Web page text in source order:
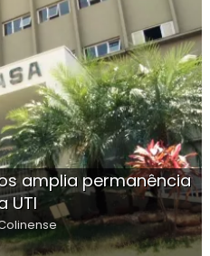
amplia permanência
UTI